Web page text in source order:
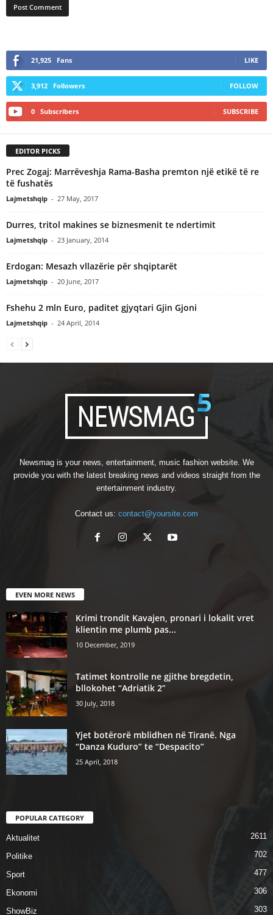
21,925 Fans LIKE
3,912 Followers FOLLOW
0 Subscribers SUBSCRIBE
EDITOR PICKS
Prec Zogaj: Marrëveshja Rama-Basha premton një etikë të re
të fushatës
Lajmetshqip - 27 May, 2017
Durres, tritol makines se biznesmenit te ndertimit
Lajmetshqip - 23 January, 2014
Erdogan: Mesazh vllazërie për shqiptarët
Lajmetshqip - 20 June, 2017
Fshehu 2 mln Euro, paditet gjyqtari Gjin Gjoni
Lajmetshqip - 24 April, 2014
Newsmag is your news, entertainment, music fashion website. We
provide you with the latest breaking news and videos straight from the
entertainment industry.
Contact us: contact@yoursite.com
EVEN MORE NEWS
Krimi trondit Kavajen, pronari i lokalit vret
klientin me plumb pas...
10 December, 2019
Tatimet kontrolle ne gjithe bregdetin,
bllokohet “Adriatik 2”
30 July, 2018
Yjet botërorë mblidhen në Tiranë. Nga
“Danza Kuduro” te “Despacito”
25 April, 2018
POPULAR CATEGORY
Aktualitet 2611
Politike 702
Sport 477
Ekonomi 306
ShowBiz 303